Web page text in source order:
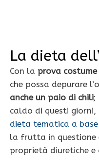
La dieta
Con la prova costume
che possa depurare
anche un paio di chili;
caldo di questi giorni,
dieta tematica a
la frutta in questione
proprietà diuretiche e